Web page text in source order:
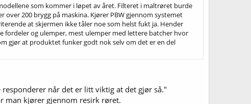
som kommer i løpet av året. Filteret i maltrøret burde
200 brygg på maskina. Kjører PBW gjennom systemet
at skjermen ikke tåler noe som helst fukt ja. Hender
fordeler og ulemper, mest ulemper med lettere batcher hvor
gjør at produktet funker godt nok selv om det er en del
når det er litt viktig at det gjør så."
man kjører gjennom resirk røret.